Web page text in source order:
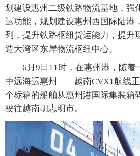
划建设惠州二级铁路物流基地，强
运功能，规划建设惠州西国际陆港
列，提升铁路枢纽货运能力，提升
造大湾区东岸物流枢纽中心。
6月9日11时，在惠州港，随着
中远海运惠州——越南CVX1航线
个标箱的船舶从惠州港国际集装箱
驶往越南胡志明市。